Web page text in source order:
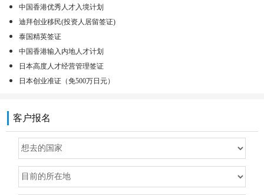
中国香港优秀人才入境计划
迪拜创业移民(投资人居留签证)
泰国精英签证
中国香港输入内地人才计划
日本高度人才经营管理签证
日本创业准证（免500万日元）
客户报名